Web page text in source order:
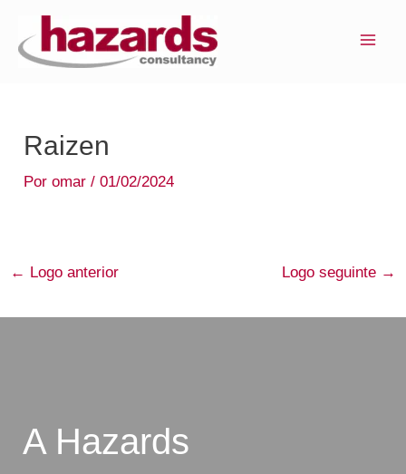
para
Raizen
Poromar/01/02/2024
← Logo anterior Logo seguinte →
A Hazards